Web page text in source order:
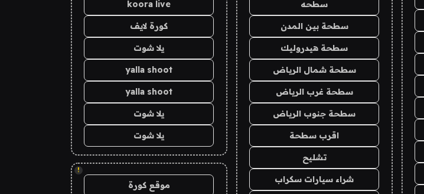
سطحه
سطحة بين المدن
سطحة هيدروليك
سطحة شمال الرياض
سطحة غرب الرياض
سطحة جنوب الرياض
اقرب سطحة
تشليح
شراء سيارات سكراب
koora live
كورة لايف
يلا شوت
yalla shoot
yalla shoot
يلا شوت
يلا شوت
!
موقع كورة